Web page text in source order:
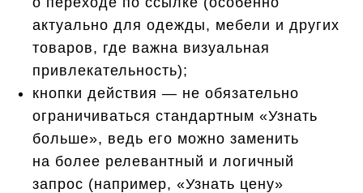
актуально для одежды, мебели и других
товаров, где важна визуальная
привлекательность);
кнопки действия — не обязательно
ограничиваться стандартным «Узнать
больше», ведь его можно заменить
на более релевантный и логичный
запрос (например, «Узнать цену»